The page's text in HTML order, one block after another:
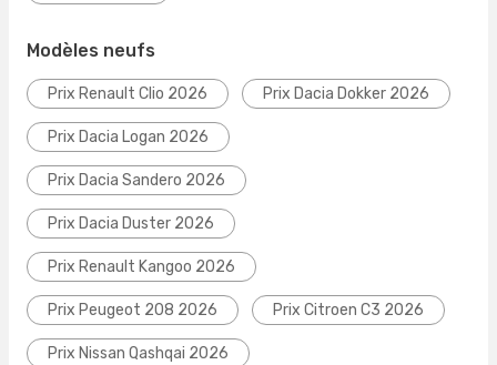
Modèles neufs
Prix Renault Clio 2026 Prix Dacia Dokker 2026
Prix Dacia Logan 2026
Prix Dacia Sandero 2026
Prix Dacia Duster 2026
Prix Renault Kangoo 2026
Prix Peugeot 208 2026 Prix Citroen C3 2026
Prix Nissan Qashqai 2026